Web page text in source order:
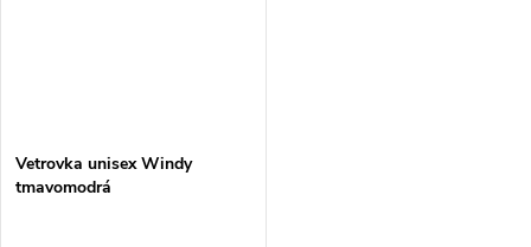
Vetrovka unisex Windy
tmavomodrá